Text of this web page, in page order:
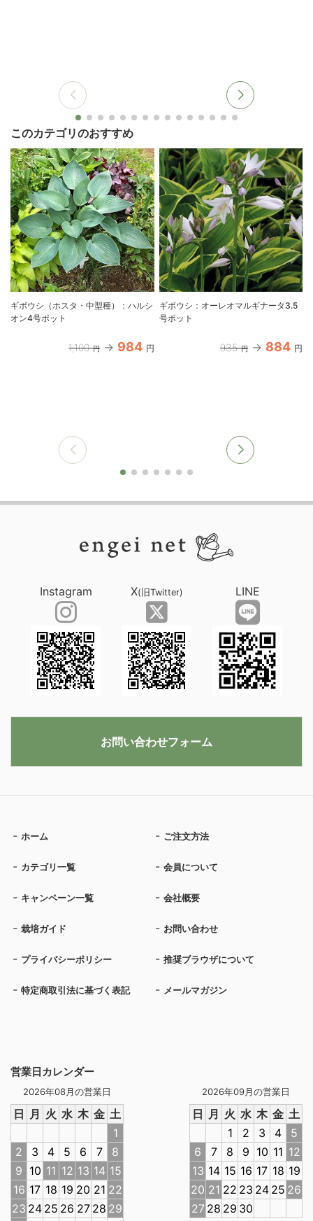
このカテゴリのおすすめ
ギボウシ（ホスタ・中型種）：ハルシ
オン4号ポット
1,100 円 984 円
ギボウシ：オーレオマルギナータ3.5
号ポット
935 円 884 円
営業日カレンダー
2026年08月の営業日
日 月 火 水 木 金 土
1
2
3 4 5 6 7
8
9 10 11 12 13 14 15
16 17 18 19 20 21 22
23 24 25 26 27 28 29
2026年09月の営業日
日 月 火 水 木 金 土
1
2 3 4
5
6
7 8 9 10 11 12
13 14 15 16 17 18 19
20 21 22 23 24 25 26
27 28 29 30
ホーム ご注文方法
カテゴリ一覧 会員について
キャンペーン一覧 会社概要
栽培ガイド お問い合わせ
プライバシーポリシー 推奨ブラウザについて
特定商取引法に基づく表記 メールマガジン
Instagram X(旧Twitter) LINE
お問い合わせフォーム